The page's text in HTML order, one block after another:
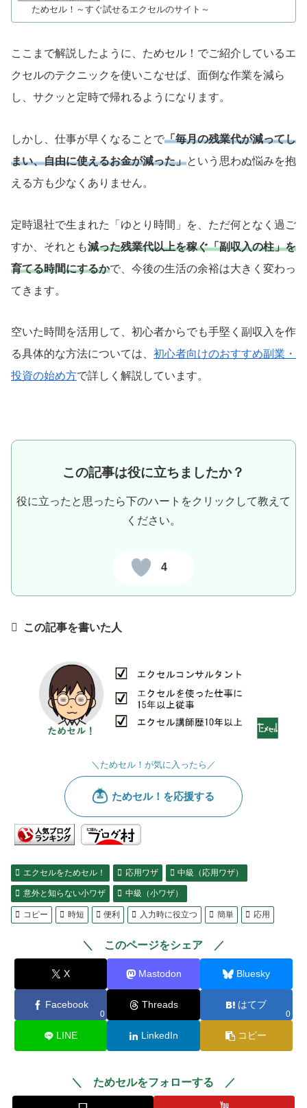
ためセル！～すぐ試せるエクセルのサイト～
ここまで解説したように、ためセル！でご紹介しているエ
クセルのテクニックを使いこなせば、面倒な作業を減ら
し、サクッと定時で帰れるようになります。
しかし、仕事が早くなることで「毎月の残業代が減ってし
まい、自由に使えるお金が減った」という思わぬ悩みを抱
える方も少なくありません。
定時退社で生まれた「ゆとり時間」を、ただ何となく過ご
すか、それとも減った残業代以上を稼ぐ「副収入の柱」を
育てる時間にするかで、今後の生活の余裕は大きく変わっ
てきます。
空いた時間を活用して、初心者からでも手堅く副収入を作
る具体的な方法については、 初心者向けのおすすめ副業・
投資の始め方で詳しく解説しています。
この記事は役に立ちましたか？
役に立ったと思ったら下のハートをクリックして教えて
ください。
4
この記事を書いた人
＼ためセル！が気に入ったら／
エクセルをためセル！ 応用ワザ 中級（応用ワザ）
中級（小ワザ）
意外と知らない小ワザ
コピー 時短 便利 入力時に役立つ 簡単 応用
このページをシェア
X Mastodon Bluesky
Facebook
0
Threads はてブ
0
LINE LinkedIn コピー
ためセルをフォローする